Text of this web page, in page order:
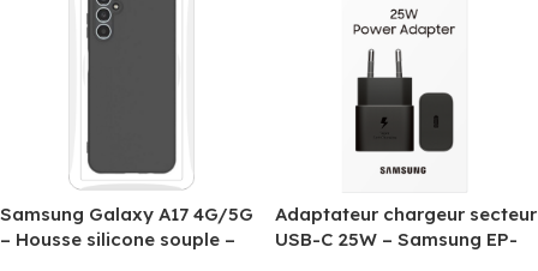
Samsung Galaxy A17 4G/5G
– Housse silicone souple –
Adaptateur chargeur secteur
USB-C 25W – Samsung EP-